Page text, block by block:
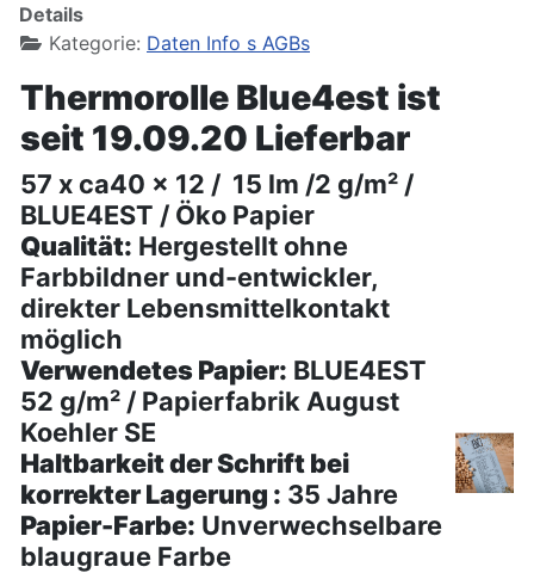
Details
Kategorie: Daten Info s AGBs
Thermorolle Blue4est ist
seit 19.09.20 Lieferbar
57 x ca40 x 12 / 15 lm /2 g/m² /
BLUE4EST / Öko Papier
Qualität: Hergestellt ohne
Farbbildner und-entwickler,
direkter Lebensmittelkontakt
möglich
Verwendetes Papier: BLUE4EST
52 g/m² / Papierfabrik August
Koehler SE
Haltbarkeit der Schrift bei
korrekter Lagerung : 35 Jahre
Papier-Farbe: Unverwechselbare
blaugraue Farbe